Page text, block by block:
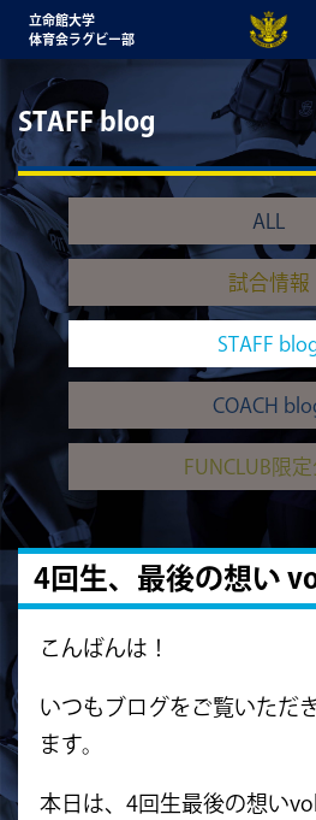
立命館大学
体育会ラグビー部
STAFF blog
ALL
試合情報
STAFF
COACH
FUNCLUB限
4回生、最後の想い
こんばんは！
いつもブログをご覧いただ
ます。
本日は、4回生最後の想い